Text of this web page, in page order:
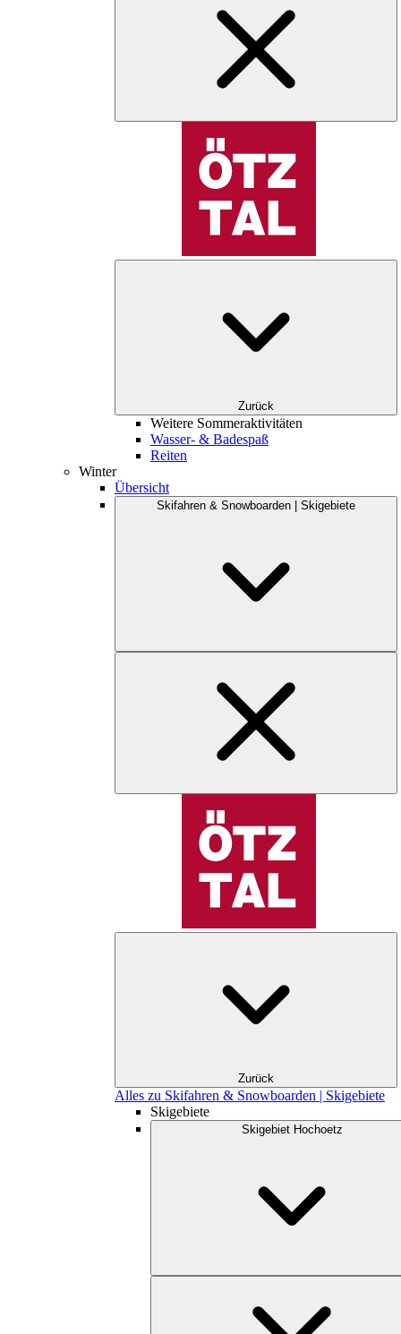
Zurück
Weitere Sommeraktivitäten
Wasser- & Badespaß
Reiten
Winter
Übersicht
Skifahren & Snowboarden | Skigebiete
Zurück
Alles zu Skifahren & Snowboarden | Skigebiete
Skigebiete
Skigebiet Hochoetz